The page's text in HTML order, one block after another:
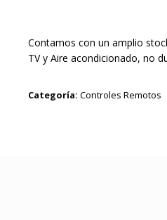
Contamos con un amplio
TV y Aire acondicionado, no
Categoría: Controles Remotos